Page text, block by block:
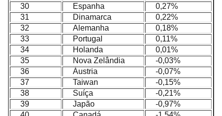
30
Espanha
0,27%
31
Dinamarca
0,22%
32
Alemanha
0,18%
33
Portugal
0,11%
34
Holanda
0,01%
35
Nova Zelândia
-0,03%
36
Áustria
-0,07%
37
Taiwan
-0,15%
38
Suíça
-0,21%
39
Japão
-0,97%